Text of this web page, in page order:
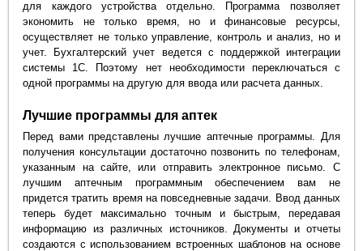
для каждого устройства отдельно. Программа позволяет
экономить не только время, но и финансовые ресурсы,
осуществляет не только управление, контроль и анализ, но и
учет. Бухгалтерский учет ведется с поддержкой интеграции
системы 1С. Поэтому нет необходимости переключаться с
одной программы на другую для ввода или расчета данных.
Лучшие программы для аптек
Перед вами представлены лучшие аптечные программы. Для
получения консультации достаточно позвонить по телефонам,
указанным на сайте, или отправить электронное письмо. С
лучшим аптечным программным обеспечением вам не
придется тратить время на повседневные задачи. Ввод данных
теперь будет максимально точным и быстрым, передавая
информацию из различных источников. Документы и отчеты
создаются с использованием встроенных шаблонов на основе